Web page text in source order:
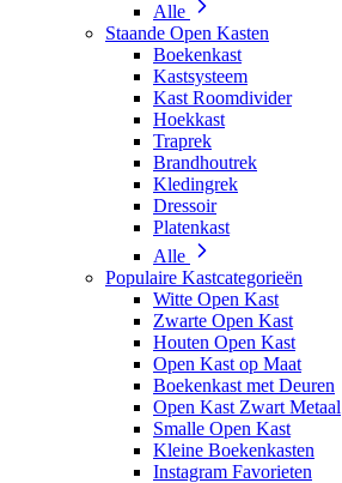
Alle
Staande Open Kasten
Boekenkast
Kastsysteem
Kast Roomdivider
Hoekkast
Traprek
Brandhoutrek
Kledingrek
Dressoir
Platenkast
Alle
Populaire Kastcategorieën
Witte Open Kast
Zwarte Open Kast
Houten Open Kast
Open Kast op Maat
Boekenkast met Deuren
Open Kast Zwart Metaal
Smalle Open Kast
Kleine Boekenkasten
Instagram Favorieten